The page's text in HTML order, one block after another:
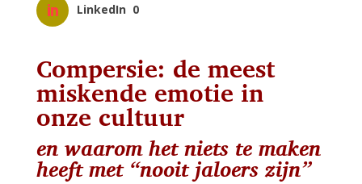
LinkedIn 0
Compersie: de meest
miskende emotie in
onze cultuur
en waarom het niets te maken
heeft met “nooit jaloers zijn”